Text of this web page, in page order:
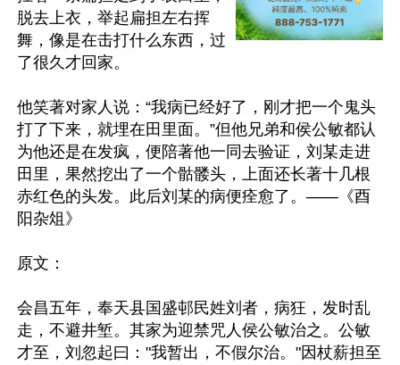
脱去上衣，举起扁担左右挥
舞，像是在击打什么东西，过
了很久才回家。
他笑著对家人说：“我病已经好了，刚才把一个鬼头
打了下来，就埋在田里面。”但他兄弟和侯公敏都认
为他还是在发疯，便陪著他一同去验证，刘某走进
田里，果然挖出了一个骷髅头，上面还长著十几根
赤红色的头发。此后刘某的病便痊愈了。——《酉
阳杂俎》
原文：
会昌五年，奉天县国盛邨民姓刘者，病狂，发时乱
走，不避井堑。其家为迎禁咒人侯公敏治之。公敏
才至，刘忽起曰："我暂出，不假尔治。"因杖薪担至